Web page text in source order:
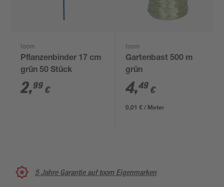
toom
Pflanzenbinder 17 cm
grün 50 Stück
2,99 €
toom
Gartenbast 500 m
grün
4,49 €
0,01 € / Meter
5 Jahre Garantie auf toom Eigenmarken